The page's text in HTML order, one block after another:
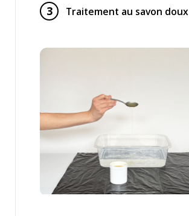
3 Traitement au savon doux